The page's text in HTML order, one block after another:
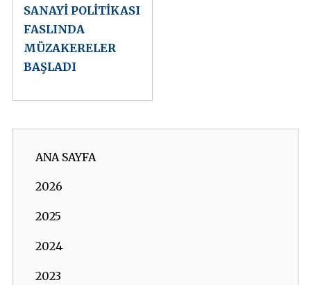
SANAYİ POLİTİKASI
FASLINDA
MÜZAKERELER
BAŞLADI
ANA SAYFA
2026
2025
2024
2023